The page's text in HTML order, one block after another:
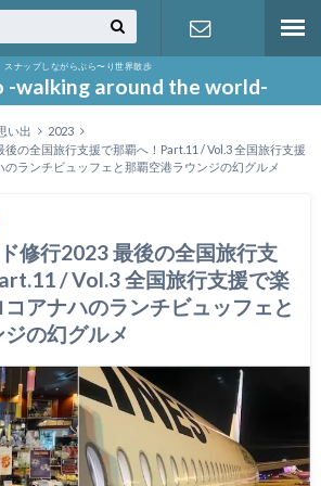
スナップしながらぶら〜り世界散歩
-walking around the world-
お問い合わ
い出
2023
後の全国旅行支援で那覇へ！Part.11 / Vol.3 全国旅行支援
ランチビュッフェと那覇空港ラウンジの幻グルメ
修行2023 最後の全国旅行支
/ Vol.3 全国旅行支援で楽
アナハのランチビュッフェと
の幻グルメ